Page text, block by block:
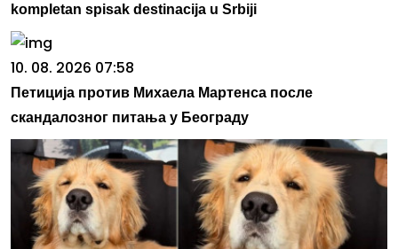
kompletan spisak destinacija u Srbiji
10. 08. 2026 07:58
Петиција против Михаела Мартенса после
скандалозног питања у Београду